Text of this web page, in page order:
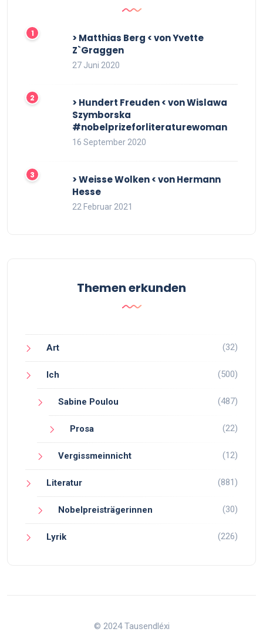
> Matthias Berg < von Yvette
Z`Graggen
27 Juni 2020
> Hundert Freuden < von Wislawa
Szymborska
#nobelprizeforliteraturewoman
16 September 2020
> Weisse Wolken < von Hermann
Hesse
22 Februar 2021
Themen erkunden
Art (32)
Ich (500)
Sabine Poulou (487)
Prosa (22)
Vergissmeinnicht (12)
Literatur (881)
Nobelpreisträgerinnen (30)
Lyrik (226)
© 2024 Tausendléxi